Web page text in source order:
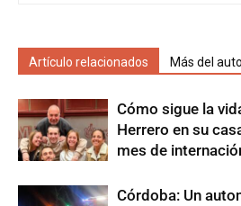
Artículo relacionados Más del
Cómo sigue la
Herrero en su
mes de
Córdoba: Un